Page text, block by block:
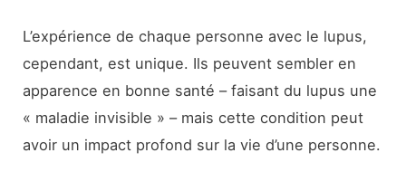
L’expérience de chaque personne avec le lupus,
cependant, est unique. Ils peuvent sembler en
apparence en bonne santé – faisant du lupus une
« maladie invisible » – mais cette condition peut
avoir un impact profond sur la vie d’une personne.